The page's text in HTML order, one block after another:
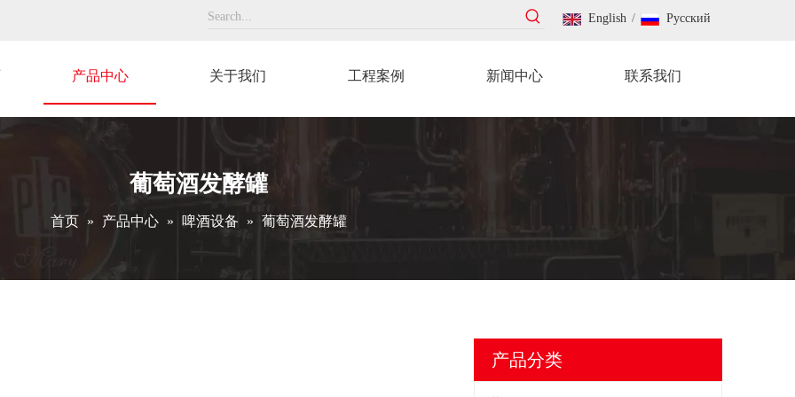
English / Pусский
产品中心 关于我们 工程案例 新闻中心 联系我们
葡萄酒发酵罐
首页 » 产品中心 » 啤酒设备 » 葡萄酒发酵罐
产品分类